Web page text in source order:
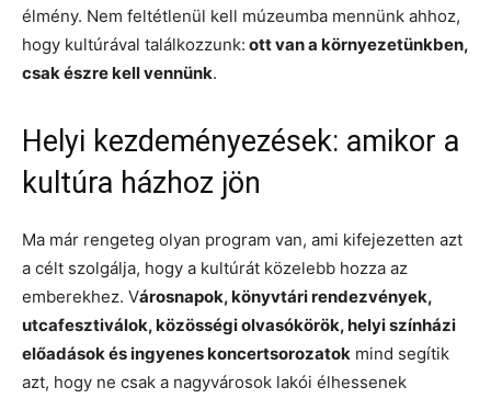
élmény. Nem feltétlenül kell múzeumba mennünk ahhoz,
hogy kultúrával találkozzunk: ott van a környezetünkben,
csak észre kell vennünk.
Helyi kezdeményezések: amikor a
kultúra házhoz jön
Ma már rengeteg olyan program van, ami kifejezetten azt
a célt szolgálja, hogy a kultúrát közelebb hozza az
emberekhez. Városnapok, könyvtári rendezvények,
utcafesztiválok, közösségi olvasókörök, helyi színházi
előadások és ingyenes koncertsorozatok mind segítik
azt, hogy ne csak a nagyvárosok lakói élhessenek